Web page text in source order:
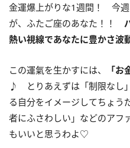
金運爆上がりな1週間！ 今
が、ふたご座のあなた！！
熱い視線であなたに豊かさ波
この運氣を生かすには、
「
♪
とりあえずは「制限なし
る自分をイメージしてちょう
者にふさわしい」などのアフ
もいいと思うわよ♡